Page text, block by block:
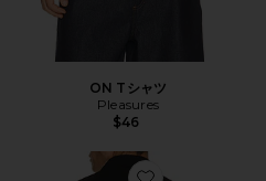
ON Tシャツ
Pleasures
$46